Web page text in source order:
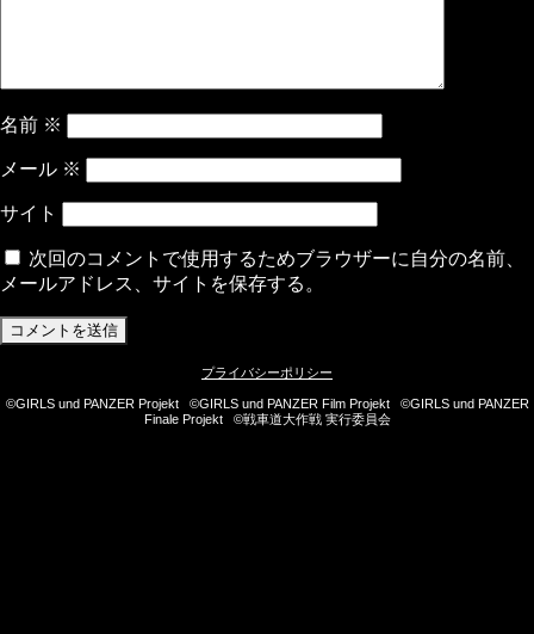
名前 ※
メール ※
サイト
次回のコメントで使用するためブラウザーに自分の名前、
メールアドレス、サイトを保存する。
プライバシーポリシー
©GIRLS und PANZER Projekt ©GIRLS und PANZER Film Projekt ©GIRLS und PANZER
Finale Projekt ©戦車道大作戦 実行委員会